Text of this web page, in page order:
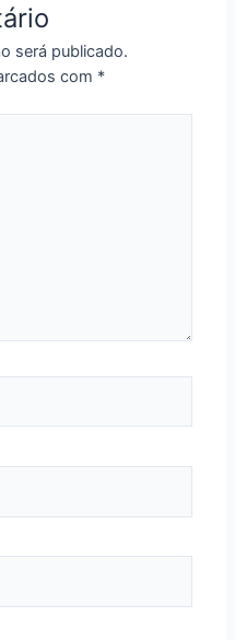
será publicado.
com *